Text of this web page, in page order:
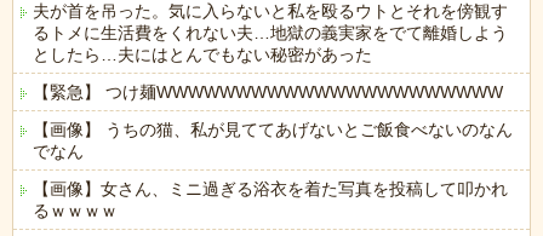
夫が首を吊った。気に入らないと私を殴るウトとそれを傍観す
るトメに生活費をくれない夫…地獄の義実家をでて離婚しよう
としたら…夫にはとんでもない秘密があった
【緊急】 つけ麺WWWWWWWWWWWWWWWWWWWWWW
【画像】 うちの猫、私が見ててあげないとご飯食べないのなん
でなん
【画像】女さん、ミニ過ぎる浴衣を着た写真を投稿して叩かれ
るｗｗｗｗ